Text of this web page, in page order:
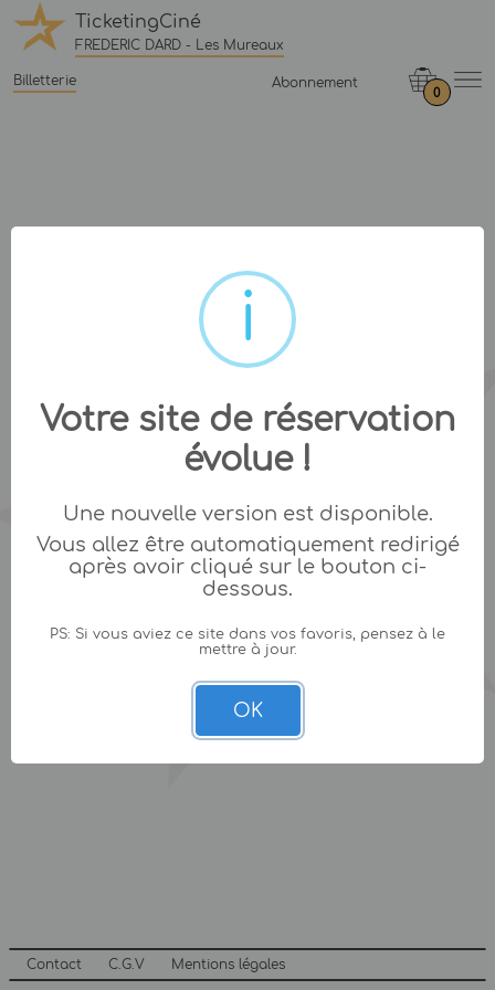
TicketingCiné
FREDERIC DARD - Les Mureaux
Billetterie Abonnement
0
Contact C.G.V Mentions légales
Votre site de réservation
évolue !
Une nouvelle version est disponible.
Vous allez être automatiquement redirigé
après avoir cliqué sur le bouton ci-
dessous.
PS: Si vous aviez ce site dans vos favoris, pensez à le
mettre à jour.
OK